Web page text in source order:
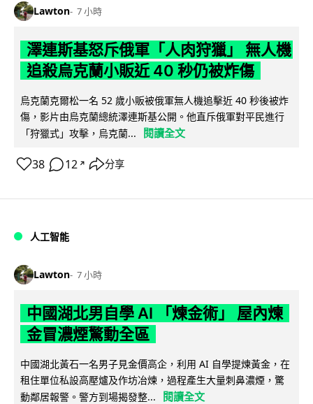
Lawton 7 小時
澤連斯基怒斥俄軍「人肉狩獵」 無人機
追殺烏克蘭小販近 40 秒仍被炸傷
烏克蘭克爾松一名 52 歲小販被俄軍無人機追擊近 40 秒後被炸
傷，影片由烏克蘭總統澤連斯基公開。他直斥俄軍對平民進行
「狩獵式」攻擊，烏克蘭...
閱讀全文
38 12 ↗ 分享
人工智能
Lawton 7 小時
中國湖北男自學 AI 「煉金術」 屋內煉
金冒濃煙驚動全區
中國湖北黃石一名男子見金價高企，利用 AI 自學提煉黃金，在
租住單位私設高壓爐及作坊冶煉，過程產生大量刺鼻濃煙，驚
動鄰居報警。警方到場揭發整...
閱讀全文